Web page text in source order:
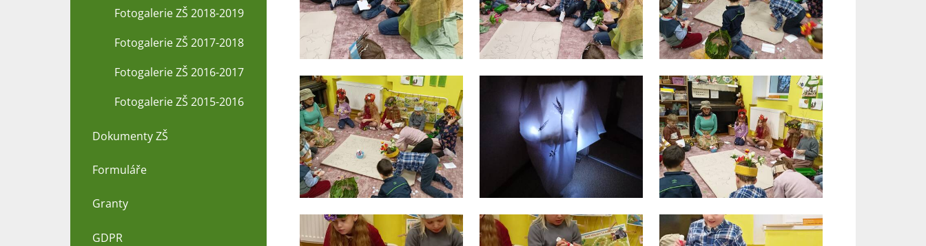
Fotogalerie ZŠ 2018-2019
Fotogalerie ZŠ 2017-2018
Fotogalerie ZŠ 2016-2017
Fotogalerie ZŠ 2015-2016
Dokumenty ZŠ
Formuláře
Granty
GDPR